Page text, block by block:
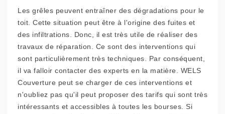
Les grêles peuvent entraîner des dégradations pour le
toit. Cette situation peut être à l'origine des fuites et
des infiltrations. Donc, il est très utile de réaliser des
travaux de réparation. Ce sont des interventions qui
sont particulièrement très techniques. Par conséquent,
il va falloir contacter des experts en la matière. WELS
Couverture peut se charger de ces interventions et
n'oubliez pas qu'il peut proposer des tarifs qui sont très
intéressants et accessibles à toutes les bourses. Si